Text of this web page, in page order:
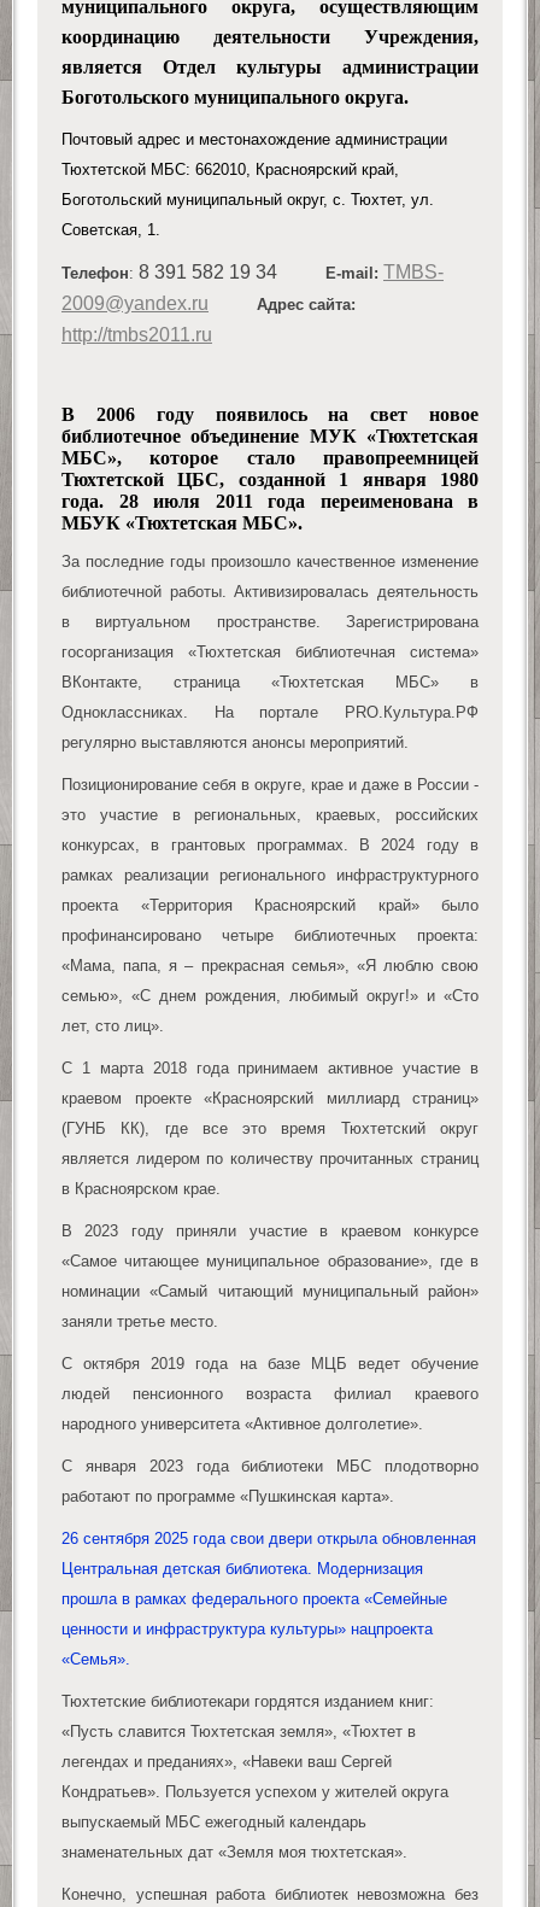
муниципального округа, осуществляющим
координацию деятельности Учреждения,
является Отдел культуры администрации
Боготольского муниципального округа.
Почтовый адрес и местонахождение администрации
Тюхтетской МБС: 662010, Красноярский край,
Боготольский муниципальный округ, с. Тюхтет, ул.
Советская, 1.
Телефон: 8 391 582 19 34 E-mail: TMBS-
2009@yandex.ru
Адрес сайта:
http://tmbs2011.ru
В 2006 году появилось на свет новое
библиотечное объединение МУК «Тюхтетская
МБС», которое стало право­преемницей
Тюхтетской ЦБС, созданной 1 января 1980
года. 28 июля 2011 года переименована в
МБУК «Тюхтетская МБС».
За последние годы произошло качественное изменение
библиотечной работы. Активизировалась деятельность
в виртуальном пространстве. Зарегистрирована
госорганизация «Тюхтетская библиотечная система»
ВКонтакте, страница «Тюхтетская МБС» в
Одноклассниках. На портале PRO.Культура.РФ
регулярно выставляются анонсы мероприятий.
Позиционирование себя в округе, крае и даже в России -
это участие в региональных, краевых, российских
конкурсах, в грантовых программах. В 2024 году в
рамках реализации регионального инфраструктурного
проекта «Территория Красноярский край» было
профинансировано четыре библиотечных проекта:
«Мама, папа, я – прекрасная семья», «Я люблю свою
семью», «С днем рождения, любимый округ!» и «Сто
лет, сто лиц».
С 1 марта 2018 года принимаем активное участие в
краевом проекте «Красноярский миллиард страниц»
(ГУНБ КК), где все это время Тюхтетский округ
является лидером по количеству прочитанных страниц
в Красноярском крае.
В 2023 году приняли участие в краевом конкурсе
«Самое читающее муниципальное образование», где в
номинации «Самый читающий муниципальный район»
заняли третье место.
С октября 2019 года на базе МЦБ ведет обучение
людей пенсионного возраста филиал краевого
народного университета «Активное долголетие».
С января 2023 года библиотеки МБС плодотворно
работают по программе «Пушкинская карта».
26 сентября 2025 года свои двери открыла обновленная
Центральная детская библиотека. Модернизация
прошла в рамках федерального проекта «Семейные
ценности и инфраструктура культуры» нацпроекта
«Семья».
Тюхтетские библиотекари гордятся изданием книг:
«Пусть славится Тюхтетская земля», «Тюхтет в
легендах и преданиях», «Навеки ваш Сергей
Кондратьев». Пользуется успехом у жителей округа
выпускаемый МБС ежегодный календарь
знаменательных дат «Земля моя тюхтетская».
Конечно, успешная работа библиотек невозможна без